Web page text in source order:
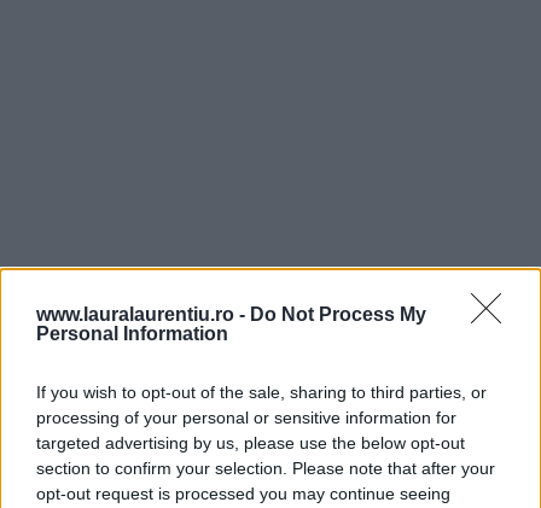
www.lauralaurentiu.ro - Do Not Process My
Personal Information
If you wish to opt-out of the sale, sharing to third parties, or
processing of your personal or sensitive information for
targeted advertising by us, please use the below opt-out
section to confirm your selection. Please note that after your
opt-out request is processed you may continue seeing